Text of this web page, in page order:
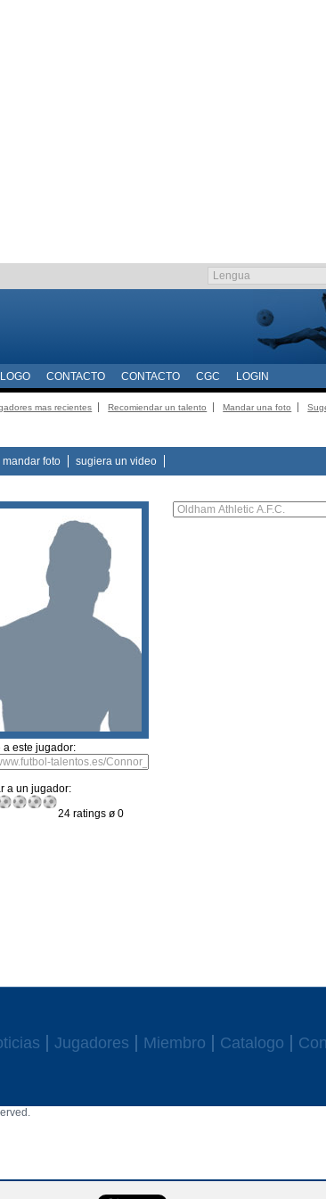
CONTACTO CONTACTO CGC LOGIN
mas recientes Recomiendar un talento Mandar una foto
mandar foto sugiera un video
a este jugador:
a un jugador:
24 ratings ø 0
Jugadores Miembro Catalogo